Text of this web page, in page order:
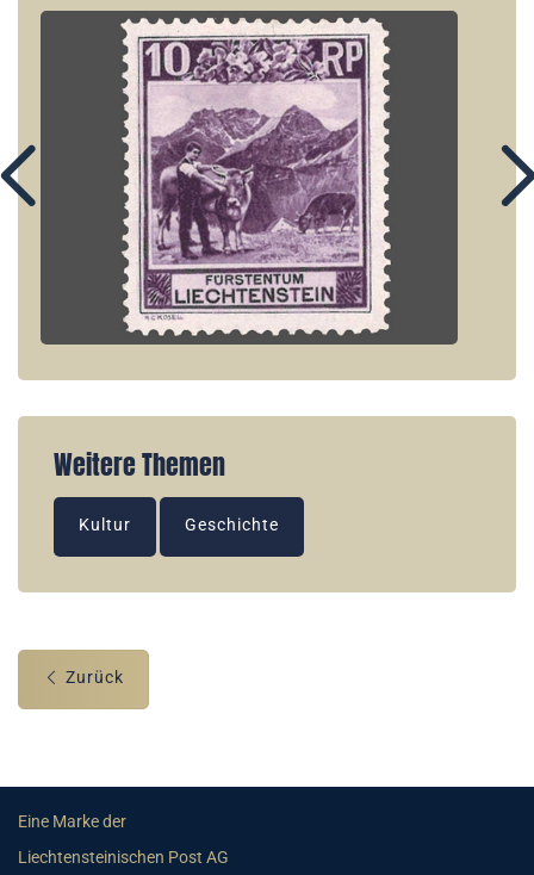
Weitere Themen
Kultur Geschichte
Zurück
Eine Marke der
Liechtensteinischen Post AG